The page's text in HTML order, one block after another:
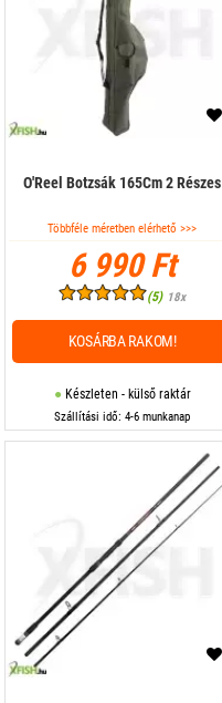
O'Reel Botzsák 165Cm 2 Részes
Többféle méretben elérhető >>>
6 990 Ft
(5) 18x
Készleten - külső raktár
Szállítási idő: 4-6 munkanap
KOSÁRBA RAKOM!